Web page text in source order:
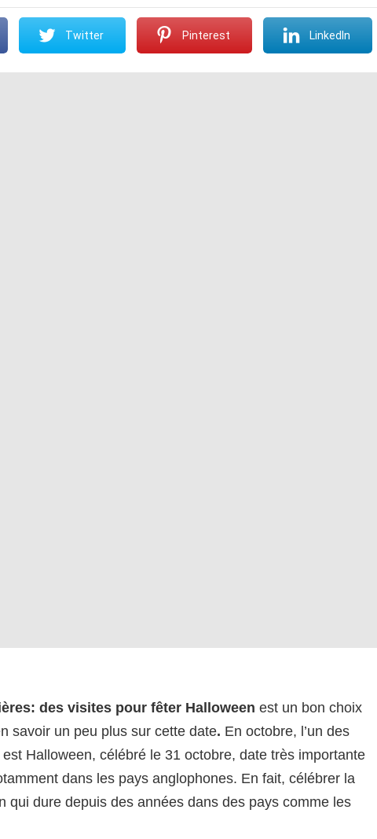
Twitter Pinterest LinkedIn
des visites pour fêter Halloween est un bon choix
savoir un peu plus sur cette date. En octobre, l’un des
Halloween, célébré le 31 octobre, date très importante
dans les pays anglophones. En fait, célébrer la
qui dure depuis des années dans des pays comme les